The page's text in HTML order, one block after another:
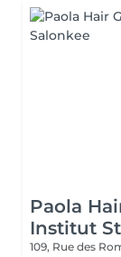
Paola
Institut
109, Rue des